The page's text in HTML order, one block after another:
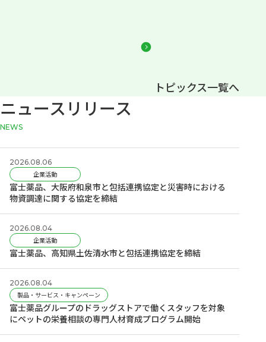
トピックス一覧へ
ニュースリリース
news
2026.08.06
企業活動
富士薬品、大阪府和泉市と包括連携協定と災害時における
物資調達に関する協定を締結
2026.08.04
企業活動
富士薬品、高知県土佐清水市と包括連携協定を締結
2026.08.04
製品・サービス・キャンペーン
富士薬品グループのドラッグストアで働くスタッフを対象
にペットの栄養相談の専門人材育成プログラム開始